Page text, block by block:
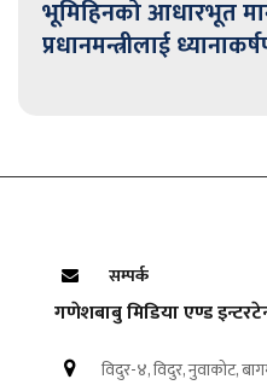
भूमिहिनको आधारभूत
प्रधानमन्त्रीलाई
सम्पर्क
गणेशबाबु मिडिया एण्ड
विदुर-४, विदुर, नुवाकोट,